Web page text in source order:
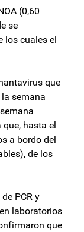
(0,60
se
los cuales el
que
semana
hasta el
a bordo del
de los
PCR y
laboratorios
que